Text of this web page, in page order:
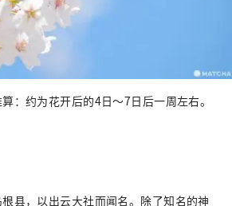
：约为花开后的4日～7日后一周左右。
县，以出云大社而闻名。除了知名的神